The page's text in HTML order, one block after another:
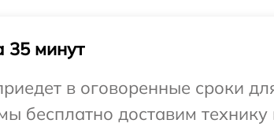
35 минут
в оговоренные сроки
бесплатно доставим технику